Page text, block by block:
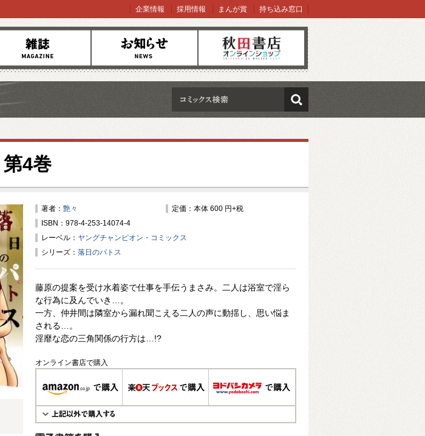
お知らせ オンラインショップ
企業情報 採用情報 まんが賞 持ち込み窓口
検索
第4巻
著者： 艶々
定価：本体 600 円+税
ISBN：978-4-253-14074-4
レーベル： ヤングチャンピオン・コミックス
シリーズ： 落日のパトス
藤原の提案を受け水着姿で仕事を手伝うまさみ。二人は浴室で淫ら
な行為に及んでいき…。
一方、仲井間は隣室から漏れ聞こえる二人の声に動揺し、思い悩ま
される…。
淫靡な恋の三角関係の行方は…!?
オンライン書店で購入